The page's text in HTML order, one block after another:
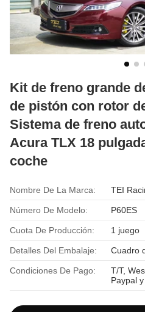
Kit de freno grande
de pistón con rotor
Sistema de freno
Acura TLX 18
coche
Nombre De La Marca: TEI
Número De Modelo: P60ES
Cuota De Producción: 1 juego
Detalles Del Embalaje: Cuadro
Condiciones De Pago:
T/T,
Paypal